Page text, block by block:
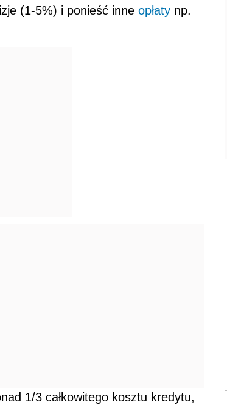
(1-5%) i ponieść inne opłaty np.
1/3 całkowitego kosztu kredytu,